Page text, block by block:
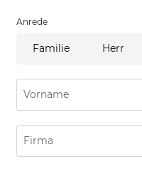
Anrede
Familie Herr
Vorname
Firma